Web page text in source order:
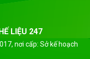
LIỆU 247
nơi cấp: Sở kế hoạch